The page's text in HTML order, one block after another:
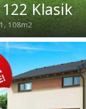
Klasik
108m2